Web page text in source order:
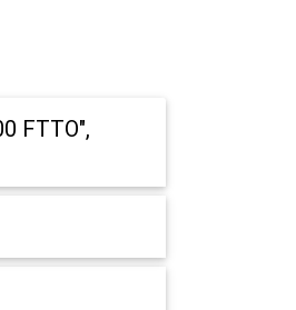
FTTO",